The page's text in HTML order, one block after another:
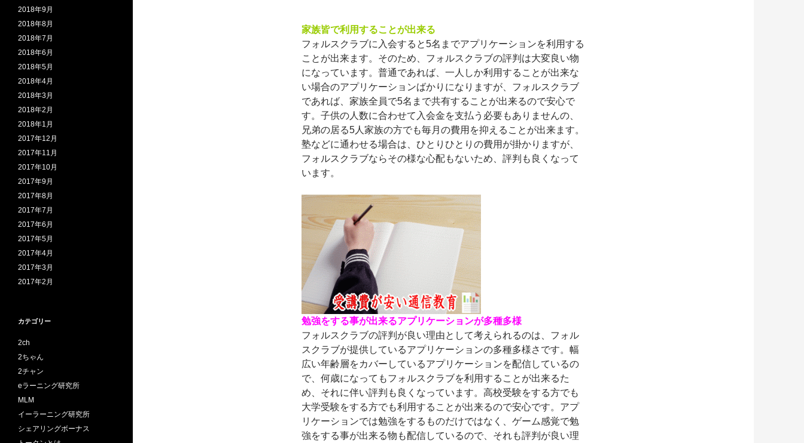
家族皆で利用することが出来る
フォルスクラブに入会すると5名までアプリケーションを利用する
ことが出来ます。そのため、フォルスクラブの評判は大変良い物
になっています。普通であれば、一人しか利用することが出来な
い場合のアプリケーションばかりになりますが、フォルスクラブ
であれば、家族全員で5名まで共有することが出来るので安心で
す。子供の人数に合わせて入会金を支払う必要もありませんの、
兄弟の居る5人家族の方でも毎月の費用を抑えることが出来ます。
塾などに通わせる場合は、ひとりひとりの費用が掛かりますが、
フォルスクラブならその様な心配もないため、評判も良くなって
います。
勉強をする事が出来るアプリケーションが多種多様
フォルスクラブの評判が良い理由として考えられるのは、フォル
スクラブが提供しているアプリケーションの多種多様さです。幅
広い年齢層をカバーしているアプリケーションを配信しているの
で、何歳になってもフォルスクラブを利用することが出来るた
め、それに伴い評判も良くなっています。高校受験をする方でも
大学受験をする方でも利用することが出来るので安心です。アプ
リケーションでは勉強をするものだけではなく、ゲーム感覚で勉
強をする事が出来る物も配信しているので、それも評判が良い理
2018年9月
2018年8月
2018年7月
2018年6月
2018年5月
2018年4月
2018年3月
2018年2月
2018年1月
2017年12月
2017年11月
2017年10月
2017年9月
2017年8月
2017年7月
2017年6月
2017年5月
2017年4月
2017年3月
2017年2月
カテゴリー
2ch
2ちゃん
2チャン
eラーニング研究所
MLM
イーラーニング研究所
シェアリングボーナス